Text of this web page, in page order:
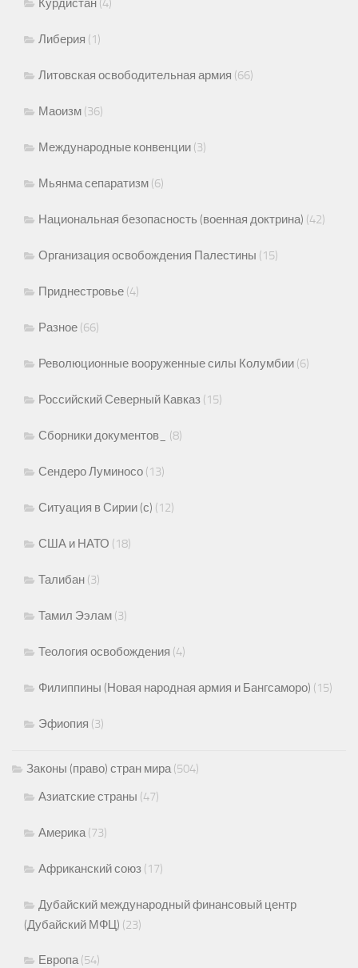
Курдистан (4)
Либерия (1)
Литовская освободительная армия (66)
Маоизм (36)
Международные конвенции (3)
Мьянма сепаратизм (6)
Национальная безопасность (военная доктрина) (42)
Организация освобождения Палестины (15)
Приднестровье (4)
Разное (66)
Революционные вооруженные силы Колумбии (6)
Российский Северный Кавказ (15)
Сборники документов_ (8)
Сендеро Луминосо (13)
Ситуация в Сирии (с) (12)
США и НАТО (18)
Талибан (3)
Тамил Ээлам (3)
Теология освобождения (4)
Филиппины (Новая народная армия и Бангсаморо) (15)
Эфиопия (3)
Законы (право) стран мира(504)
Азиатские страны (47)
Америка(73)
Африканский союз (17)
Дубайский международный финансовый центр
(Дубайский МФЦ) (23)
Европа(54)